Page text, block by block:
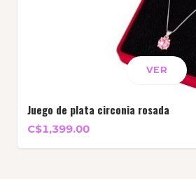
VER
Juego de plata circonia rosada
C$1,399.00